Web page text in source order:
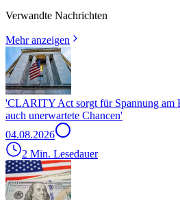
Verwandte Nachrichten
Mehr anzeigen
'CLARITY Act sorgt für Spannung am
auch unerwartete Chancen'
04.08.2026
2 Min. Lesedauer